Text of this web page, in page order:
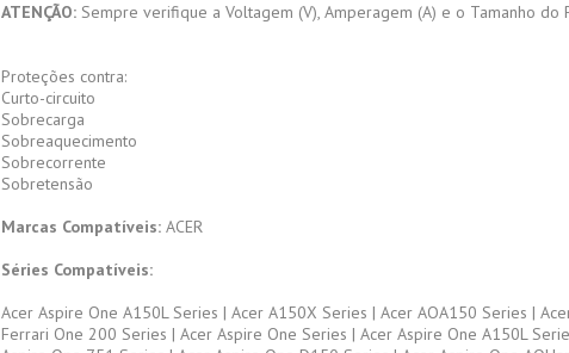
ATENÇÃO: Sempre verifique a Voltagem (V), Amperagem (A) e o Tamanho do
Proteções contra:
Curto-circuito
Sobrecarga
Sobreaquecimento
Sobrecorrente
Sobretensão
Marcas Compatíveis: ACER
Séries Compatíveis:
Acer Aspire One A150L Series | Acer A150X Series | Acer AOA150 Series |
Ferrari One 200 Series | Acer Aspire One Series | Acer Aspire One A150L